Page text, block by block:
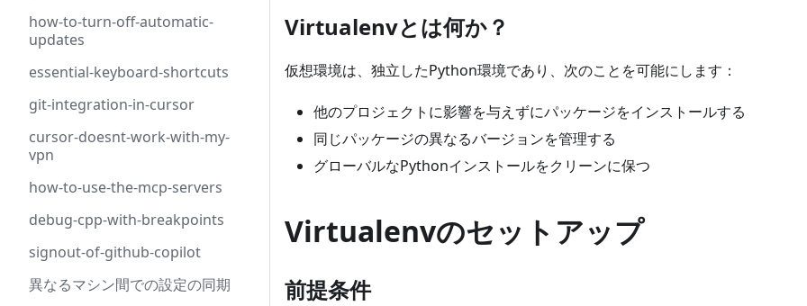
how-to-turn-off-automatic-
updates
essential-keyboard-shortcuts
git-integration-in-cursor
cursor-doesnt-work-with-my-
vpn
how-to-use-the-mcp-servers
debug-cpp-with-breakpoints
signout-of-github-copilot
異なるマシン間での設定の同期
Virtualenvとは何か？
仮想環境は、独立したPython環境であり、次のことを可能にします：
他のプロジェクトに影響を与えずにパッケージをインストールする
同じパッケージの異なるバージョンを管理する
グローバルなPythonインストールをクリーンに保つ
Virtualenvのセットアップ
前提条件